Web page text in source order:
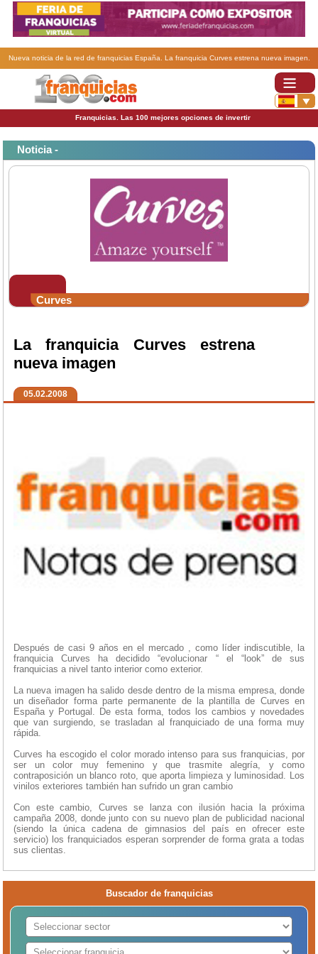
Nueva noticia de la red de franquicias España. La franquicia Curves estrena nueva imagen.
Franquicias. Las 100 mejores opciones de invertir
Noticia -
Curves
La franquicia Curves estrena
nueva imagen
05.02.2008
Después de casi 9 años en el mercado , como líder indiscutible, la
franquicia Curves ha decidido “evolucionar “ el “look” de sus
franquicias a nivel tanto interior como exterior.
La nueva imagen ha salido desde dentro de la misma empresa, donde
un diseñador forma parte permanente de la plantilla de Curves en
España y Portugal. De esta forma, todos los cambios y novedades
que van surgiendo, se trasladan al franquiciado de una forma muy
rápida.
Curves ha escogido el color morado intenso para sus franquicias, por
ser un color muy femenino y que trasmite alegría, y como
contraposición un blanco roto, que aporta limpieza y luminosidad. Los
vinilos exteriores también han sufrido un gran cambio
Con este cambio, Curves se lanza con ilusión hacia la próxima
campaña 2008, donde junto con su nuevo plan de publicidad nacional
(siendo la única cadena de gimnasios del país en ofrecer este
servicio) los franquiciados esperan sorprender de forma grata a todas
sus clientas.
Buscador de franquicias